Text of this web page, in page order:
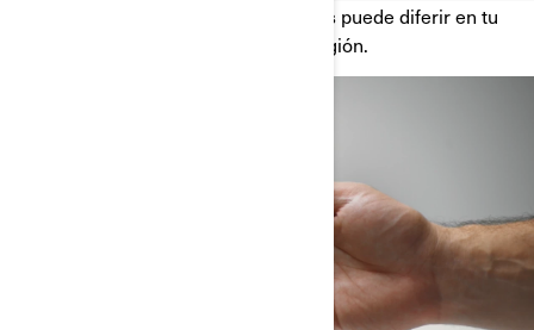
*La lista de aplicaciones compatibles puede diferir en tu
país según su disponibilidad en tu región.